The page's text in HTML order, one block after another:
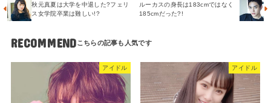
秋元真夏は大学を中退した?フェリ
ス女学院卒業は難しい!?
ルーカスの身長は183cmではなく
185cmだった?!
RECOMMEND
アイドル アイドル